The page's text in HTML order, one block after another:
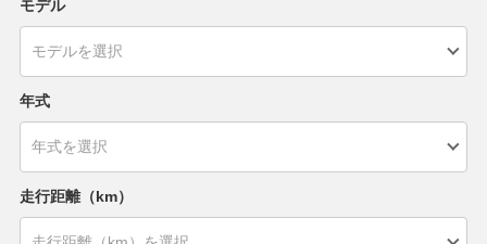
モデル
年式
走行距離（km）